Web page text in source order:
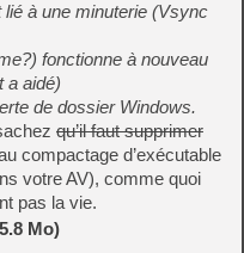
à une minuterie (Vsync
fonctionne à nouveau
a aidé)
de dossier Windows.
qu’il faut supprimer
compactage d’exécutable
votre AV), comme quoi
pas la vie.
Mo)